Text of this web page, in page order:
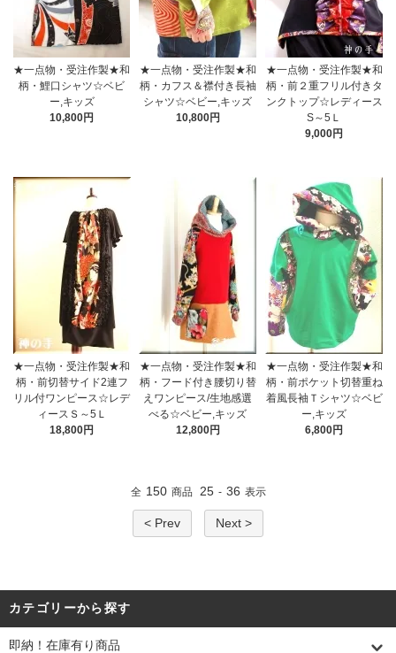
★一点物・受注作製★和
柄・鯉口シャツ☆ベビ
ー,キッズ
10,800円
★一点物・受注作製★和
柄・カフス＆襟付き長袖
シャツ☆ベビー,キッズ
10,800円
★一点物・受注作製★和
柄・前２重フリル付きタ
ンクトップ☆レディース
S～5Ｌ
9,000円
★一点物・受注作製★和
柄・前切替サイド2連フ
リル付ワンピース☆レデ
ィースＳ～5Ｌ
18,800円
★一点物・受注作製★和
柄・フード付き腰切り替
えワンピース/生地感選
べる☆ベビー,キッズ
12,800円
★一点物・受注作製★和
柄・前ポケット切替重ね
着風長袖Ｔシャツ☆ベビ
ー,キッズ
6,800円
全 150 商品 25 - 36 表示
< Prev Next >
カテゴリーから探す
即納！在庫有り商品